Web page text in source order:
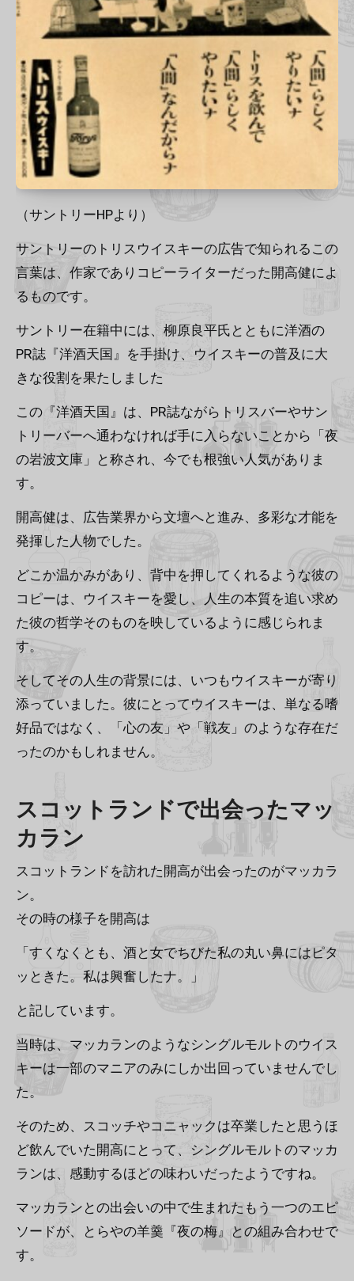
（サントリーHPより）
サントリーのトリスウイスキーの広告で知られるこの
言葉は、作家でありコピーライターだった開高健によ
るものです。
サントリー在籍中には、柳原良平氏とともに洋酒の
PR誌『洋酒天国』を手掛け、ウイスキーの普及に大
きな役割を果たしました
この『洋酒天国』は、PR誌ながらトリスバーやサン
トリーバーへ通わなければ手に入らないことから「夜
の岩波文庫」と称され、今でも根強い人気がありま
す。
開高健は、広告業界から文壇へと進み、多彩な才能を
発揮した人物でした。
どこか温かみがあり、背中を押してくれるような彼の
コピーは、ウイスキーを愛し、人生の本質を追い求め
た彼の哲学そのものを映しているように感じられま
す。
そしてその人生の背景には、いつもウイスキーが寄り
添っていました。彼にとってウイスキーは、単なる嗜
好品ではなく、「心の友」や「戦友」のような存在だ
ったのかもしれません。
スコットランドで出会ったマッ
カラン
スコットランドを訪れた開高が出会ったのがマッカラ
ン。
その時の様子を開高は
「すくなくとも、酒と女でちびた私の丸い鼻にはピタ
ッときた。私は興奮したナ。」
と記しています。
当時は、マッカランのようなシングルモルトのウイス
キーは一部のマニアのみにしか出回っていませんでし
た。
そのため、スコッチやコニャックは卒業したと思うほ
ど飲んでいた開高にとって、シングルモルトのマッカ
ランは、感動するほどの味わいだったようですね。
マッカランとの出会いの中で生まれたもう一つのエピ
ソードが、とらやの羊羹『夜の梅』との組み合わせで
す。